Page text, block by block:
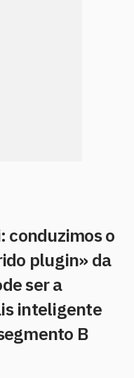
conduzimos o
plugin» da
ser a
inteligente
B